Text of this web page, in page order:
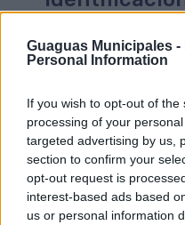
Guaguas Municipales -
Personal Information
If you wish to opt-out of
processing of your
targeted advertising by us,
section to confirm your
opt-out request is
interest-based ads based
us or personal information
Titular (Nombre y
El solicitante presta su
datos personales sean
Ayuntamiento de Las
tiempo que autoriza a
Guaguas Municipales
Padrón Municipal de